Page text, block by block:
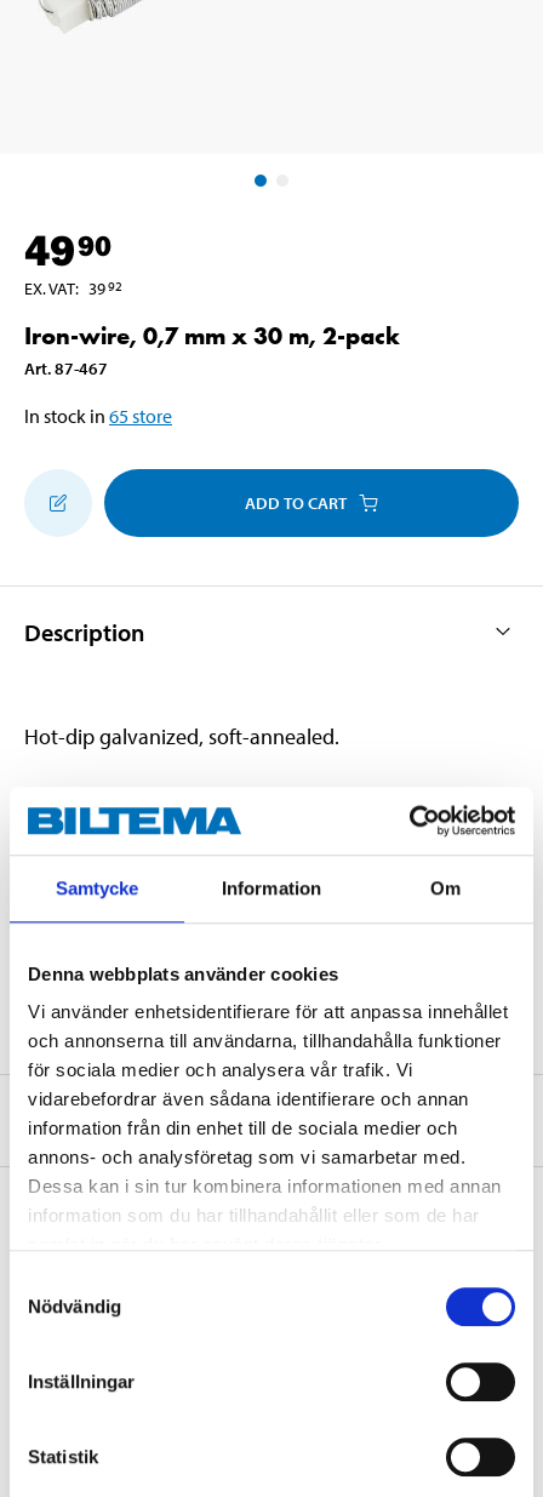
Samtycke Information Om
Denna webbplats använder cookies
Vi använder enhetsidentifierare för att anpassa innehållet
och annonserna till användarna, tillhandahålla funktioner
för sociala medier och analysera vår trafik. Vi
vidarebefordrar även sådana identifierare och annan
information från din enhet till de sociala medier och
annons- och analysföretag som vi samarbetar med.
Dessa kan i sin tur kombinera informationen med annan
information som du har tillhandahållit eller som de har
Nödvändig
Inställningar
Statistik
4990
EX. VAT: 3992
Iron-wire, 0,7 mm x 30 m, 2-pack
Art.87-467
In stock in 65store
ADD TO CART
Description
Hot-dip galvanized, soft-annealed.
Technical specifications
Diameter
0,7 mm
Quantity
2 pcs
About the manufacturer
Pay & Collect in your local store within 2 hours! For more information
Other customers also bought